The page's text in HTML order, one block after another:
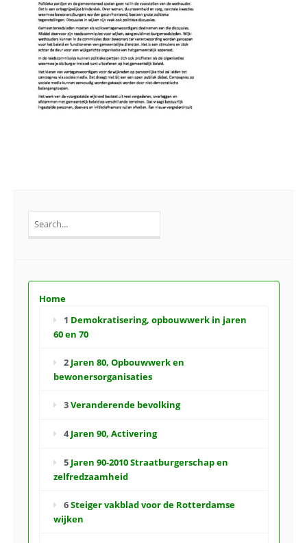
for:
Home
1 Demokratisering, opbouwwerk in jaren
60 en 70
2 Jaren 80, Opbouwwerk en
bewonersorganisaties
3Veranderende bevolking
4Jaren 90, Activering
5 Jaren 90-2010 Straatburgerschap en
zelfredzaamheid
6Steiger vakblad voor de Rotterdamse
wijken